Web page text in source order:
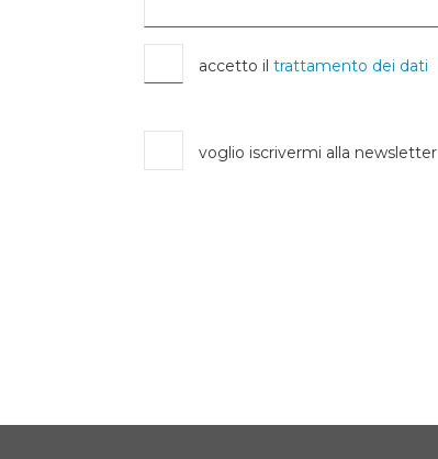
accetto il trattamento dei dati
voglio iscrivermi alla newsletter